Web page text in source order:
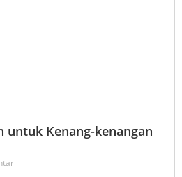
untuk Kenang-kenangan